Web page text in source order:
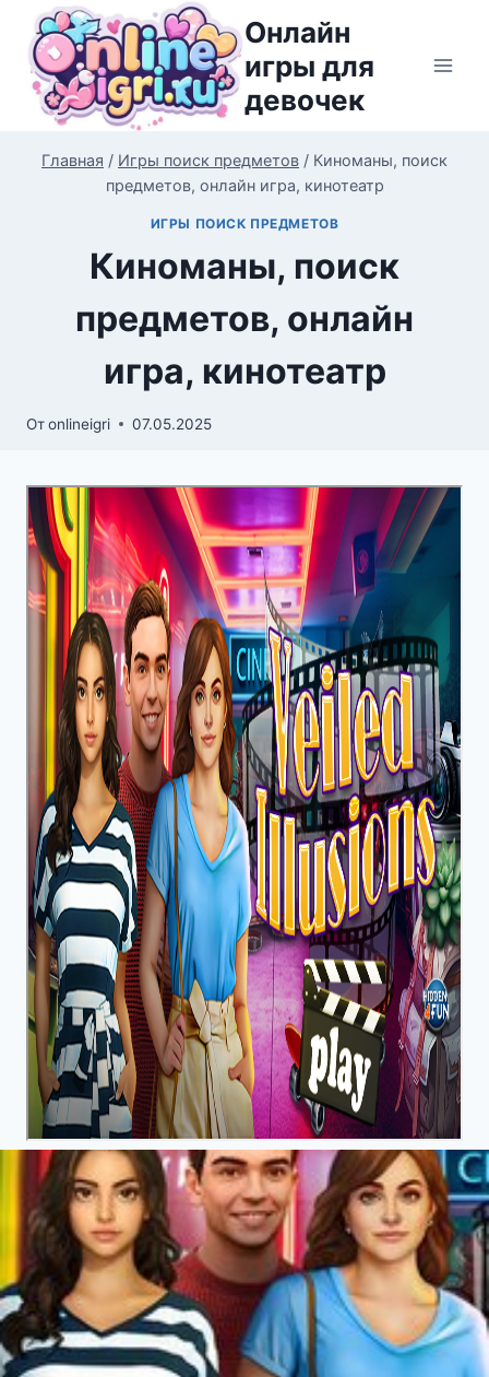
Перейти
содержимому
Онлайн
игры для
девочек
Главная / Игры поиск предметов / Киноманы, поиск
предметов, онлайн игра, кинотеатр
ИГРЫ ПОИСК ПРЕДМЕТОВ
Киноманы, поиск
предметов, онлайн
игра, кинотеатр
Отonlineigri 07.05.2025